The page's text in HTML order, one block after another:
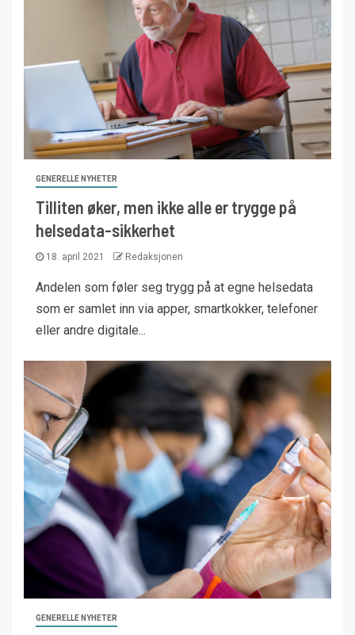
GENERELLE NYHETER
Tilliten øker, men ikke alle er trygge på
helsedata-sikkerhet
18. april 2021 Redaksjonen
Andelen som føler seg trygg på at egne helsedata
som er samlet inn via apper, smartkokker, telefoner
eller andre digitale...
GENERELLE NYHETER